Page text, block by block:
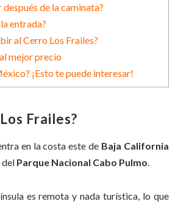
después de la caminata?
entrada?
al Cerro Los Frailes?
mejor precio
¡Esto te puede interesar!
Frailes?
en la costa este de Baja California
del Parque Nacional Cabo Pulmo.
es remota y nada turística, lo que